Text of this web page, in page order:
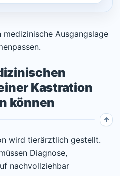
medizinische Ausgangslage
Kastration
können
wird tierärztlich gestellt.
Diagnose,
nachvollziehbar